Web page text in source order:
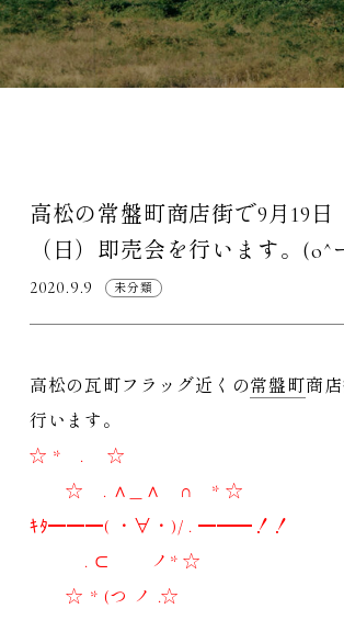
高松の常盤町商店街で9月19日
（日）即売会を行います。(o^
2020.9.9 未分類
高松の瓦町フラッグ近くの常盤町商
行います。
☆ * . ☆
☆ . ∧＿∧ ∩ * ☆
ｷﾀ━━━( ・∀・)/ . ━━━！！
. ⊂ ノ* ☆
☆ * (つ ノ .☆